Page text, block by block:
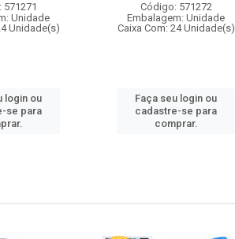
Unidade
Unidade(s)
login ou
se para
Código: 571272
Embalagem: Unidade
Caixa Com: 24 Unidade(s)
Faça seu login ou
cadastre-se para
comprar.